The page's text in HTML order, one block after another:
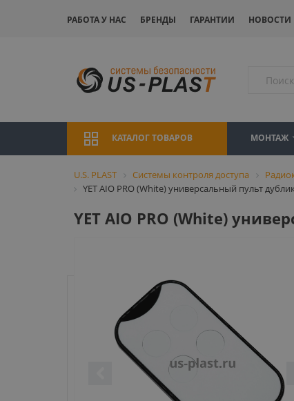
РАБОТА У НАС БРЕНДЫ ГАРАНТИИ НОВОСТИ
КАТАЛОГ ТОВАРОВ МОНТАЖ
U.S. PLAST Системы контроля доступа
YET AIO PRO (White) универсальный пульт
YET AIO PRO (White)